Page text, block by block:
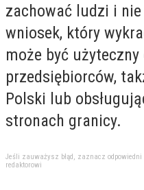
zachować ludzi i
wniosek, który
może być
przedsiębiorców,
Polski lub
stronach granicy.
Jeśli zauważysz błąd, zaznacz
redaktorowi